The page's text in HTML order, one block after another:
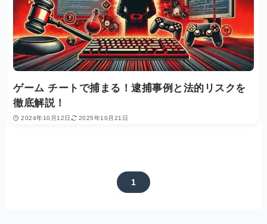
ゲーム チートで捕まる！逮捕事例と法的リスクを
徹底解説！
2024年10月12日 2025年10月21日
1